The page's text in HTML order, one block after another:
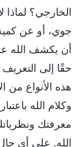
الخارجي؟ لماذا
جوي، أو عن
أن يكشف الله عن
حقًا إلى التعريف
هذه الأنواع من
وكلام الله
معرفتك
الله. على أي